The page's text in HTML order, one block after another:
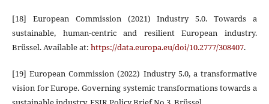
[18] European Commission (2021) Industry 5.0. Towards a
sustainable, human-centric and resilient European industry.
Brüssel. Available at: https://data.europa.eu/doi/10.2777/308407.
[19] European Commission (2022) Industry 5.0, a transformative
vision for Europe. Governing systemic transformations towards a